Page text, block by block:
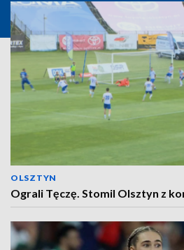
OLSZTYN
Ograli Tęczę. Stomil Olsztyn z